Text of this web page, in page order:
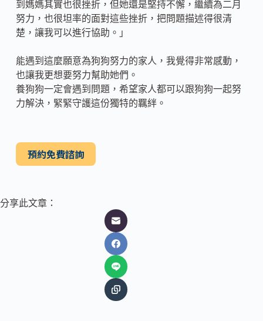
到媽媽其實也很挫折，但她還是堅持不懈，繼續為二月
努力，也很坦率的面對這些挫折，把問題描述得很清
楚，讓我可以進行協助。」
能遇到這麼願意為狗狗努力的家人，我覺得非常感動，
也讓我更想要努力幫助她們。
養狗狗一定會遇到問題，希望家人都可以跟狗狗一起努
力解決，緊緊守護這份獨特的羈絆。
預約免費諮詢
分享此文章：